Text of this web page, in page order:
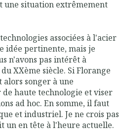
une situation extrêmement
associées à l'acier
idée pertinente, mais je
n'avons pas intérêt à
XXème siècle. Si Florange
songer à une
haute technologie et viser
ad hoc. En somme, il faut
et industriel. Je ne crois pas
un en tête à l'heure actuelle.